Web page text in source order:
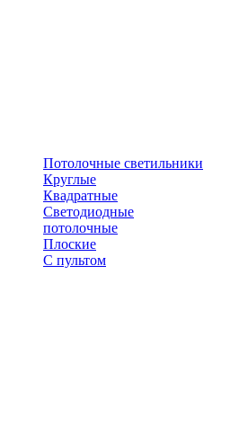
Потолочные светильники
Круглые
Квадратные
Светодиодные
потолочные
Плоские
С пультом